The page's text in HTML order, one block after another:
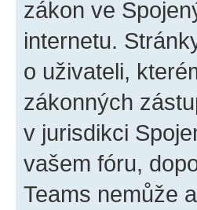
zákon ve
internetu.
o uživateli,
zákonných
v jurisdikci
vašem fóru,
Teams nemůže